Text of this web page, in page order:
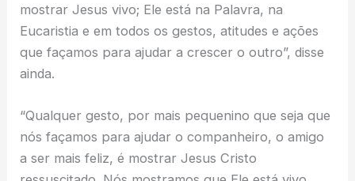
mostrar Jesus vivo; Ele está na Palavra, na
Eucaristia e em todos os gestos, atitudes e ações
que façamos para ajudar a crescer o outro”, disse
ainda.
“Qualquer gesto, por mais pequenino que seja que
nós façamos para ajudar o companheiro, o amigo
a ser mais feliz, é mostrar Jesus Cristo